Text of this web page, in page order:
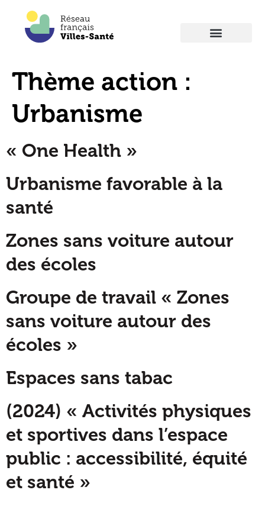
Thème action :
Urbanisme
« One Health »
Urbanisme favorable à la
santé
Zones sans voiture autour
des écoles
Groupe de travail « Zones
sans voiture autour des
écoles »
Espaces sans tabac
(2024) « Activités physiques
et sportives dans l’espace
public : accessibilité, équité
et santé »